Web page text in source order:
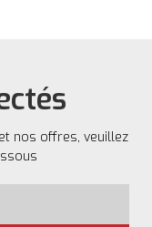
nos offres, veuillez